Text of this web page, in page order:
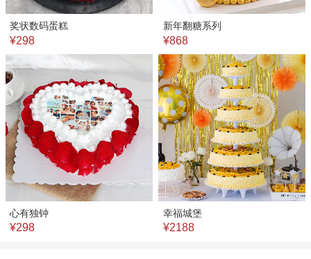
奖状数码蛋糕
¥298
新年翻糖系列
¥868
心有独钟
¥298
幸福城堡
¥2188